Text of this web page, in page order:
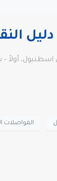
المواصلات